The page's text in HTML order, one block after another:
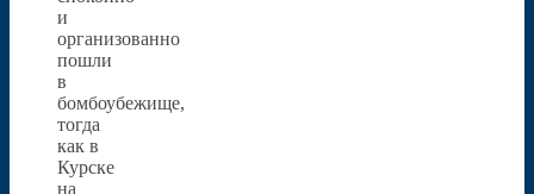
и
организованно
пошли
в
бомбоубежище,
тогда
как в
Курске
на